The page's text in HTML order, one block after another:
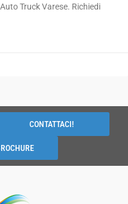
Truck Varese. Richiedi
CONTATTACI!